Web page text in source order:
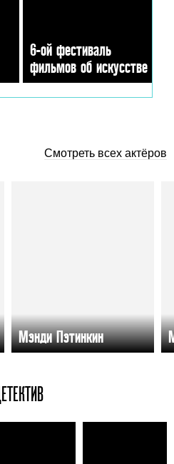
6-ой фестиваль
фильмов об искусстве
Смотреть всех актёров
Мэнди Пэтинкин